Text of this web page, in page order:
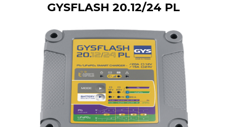
GYSFLASH 20.12/24 PL